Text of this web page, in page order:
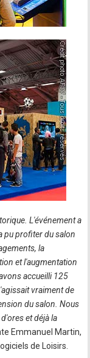
L'événement a
pu profiter du salon
la
et l'augmentation
accueilli 125
vraiment de
du salon. Nous
et déjà la
Emmanuel Martin,
de Loisirs.